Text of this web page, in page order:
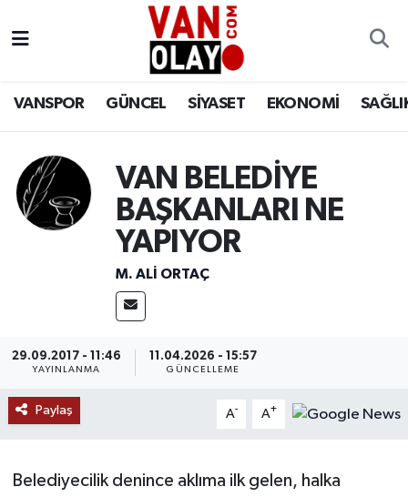
VANSPOR GÜNCEL SİYASET EKONOMİ
VAN BELEDİYE
BAŞKANLARI NE
YAPIYOR
M. ALI ORTAÇ
29.09.2017 - 11:46
YAYINLANMA
11.04.2026 - 15:57
GÜNCELLEME
Paylaş A- A+
Belediyecilik denince aklıma ilk gelen, halka
Siyaset
Ekonomi
Bilim & Teknoloji
Dünya
Van Nöbetçi Eczaneler
Van Namaz Vakitleri
Van Trafik Yoğunluk Haritası
Süper Lig Puan Durumu ve Fikstür
Tüm Manşetler
Son Dakika Haberleri
Haber Arşivi